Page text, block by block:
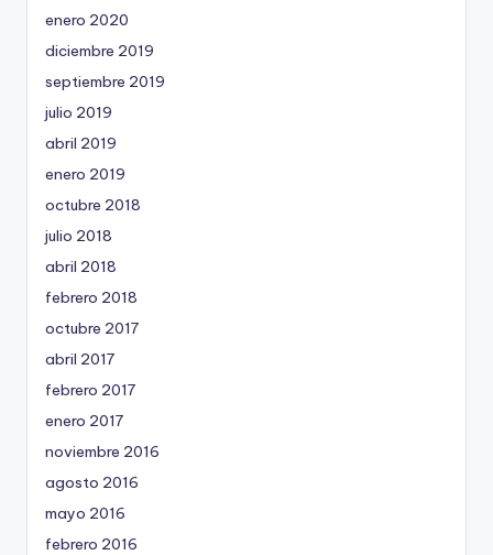
enero 2020
diciembre 2019
septiembre 2019
julio 2019
abril 2019
enero 2019
octubre 2018
julio 2018
abril 2018
febrero 2018
octubre 2017
abril 2017
febrero 2017
enero 2017
noviembre 2016
agosto 2016
mayo 2016
febrero 2016